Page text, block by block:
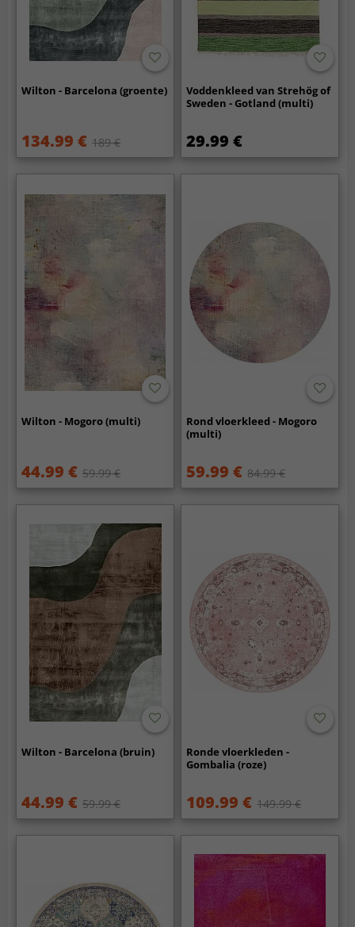
Wilton - Barcelona (groente)
134.99 € 189 €
Voddenkleed van Strehög of
Sweden - Gotland (multi)
29.99 €
Wilton - Mogoro (multi)
44.99 € 59.99 €
Rond vloerkleed - Mogoro
(multi)
59.99 € 84.99 €
Wilton - Barcelona (bruin)
44.99 € 59.99 €
Ronde vloerkleden -
Gombalia (roze)
109.99 € 149.99 €